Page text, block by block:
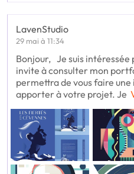
LavenStudio
29 mai à 11:34
Bonjour, Je suis intéressée
invite à consulter mon
permettra de vous faire une
apporter à votre projet. Je